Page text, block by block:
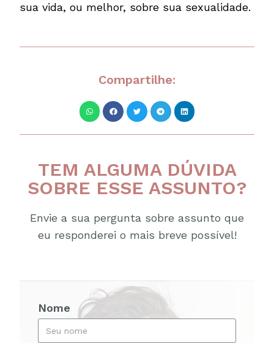
sua vida, ou melhor, sobre sua sexualidade.
Compartilhe:
TEM ALGUMA DÚVIDA
SOBRE ESSE ASSUNTO?
Envie a sua pergunta sobre assunto que
eu responderei o mais breve possível!
Nome